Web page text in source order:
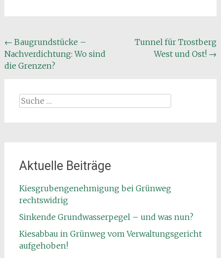
Beitragsnavigation
← Baugrundstücke –
Nachverdichtung: Wo sind
die Grenzen?
Tunnel für Trostberg
West und Ost! →
Suche
nach:
Aktuelle Beiträge
Kiesgrubengenehmigung bei Grünweg
rechtswidrig
Sinkende Grundwasserpegel – und was nun?
Kiesabbau in Grünweg vom Verwaltungsgericht
aufgehoben!